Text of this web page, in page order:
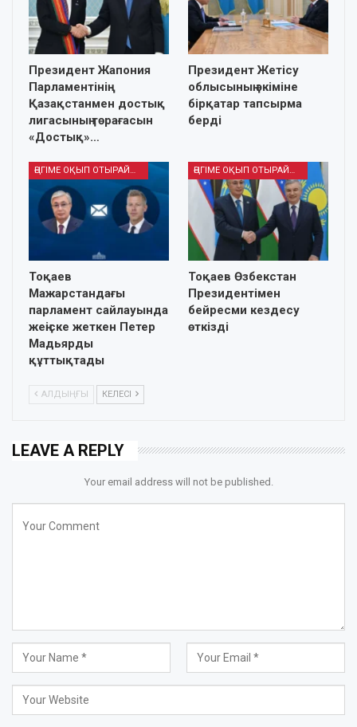
Президент Жапония
Парламентінің
Қазақстанмен достық
лигасының төрағасын
«Достық»…
Президент Жетісу
облысының әкіміне
бірқатар тапсырма
берді
ӘҢГІМЕ ОҚЫП ОТЫРАЙЫҚ
Тоқаев
Мажарстандағы
парламент сайлауында
жеңіске жеткен Петер
Мадьярды
құттықтады
ӘҢГІМЕ ОҚЫП ОТЫРАЙЫҚ
Тоқаев Өзбекстан
Президентімен
бейресми кездесу
өткізді
АЛДЫҢҒЫ КЕЛЕСІ
LEAVE A REPLY
Your email address will not be published.